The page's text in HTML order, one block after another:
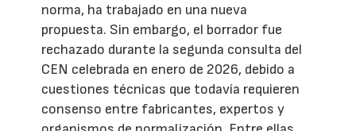
norma, ha trabajado en una nueva
propuesta. Sin embargo, el borrador fue
rechazado durante la segunda consulta del
CEN celebrada en enero de 2026, debido a
cuestiones técnicas que todavía requieren
consenso entre fabricantes, expertos y